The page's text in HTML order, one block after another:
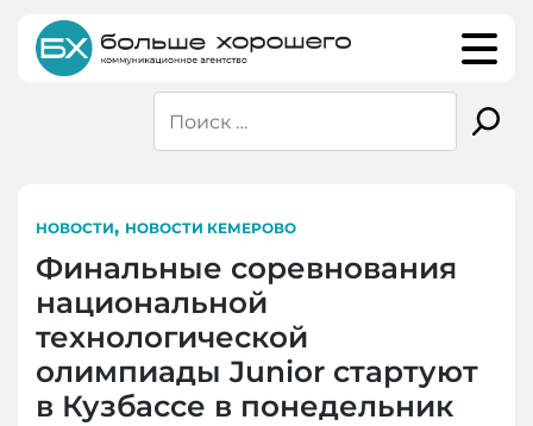
content
НОВОСТИ, НОВОСТИ КЕМЕРОВО
Финальные соревнования
национальной
технологической
олимпиады Junior стартуют
в Кузбассе в понедельник